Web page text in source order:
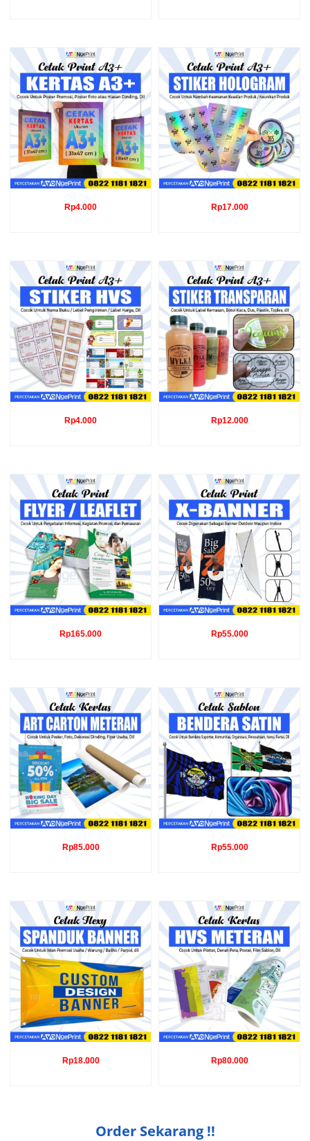
Rp4.000 Rp17.000
Rp4.000 Rp12.000
Rp165.000 Rp55.000
Rp85.000 Rp55.000
Rp18.000 Rp80.000
Order Sekarang !!